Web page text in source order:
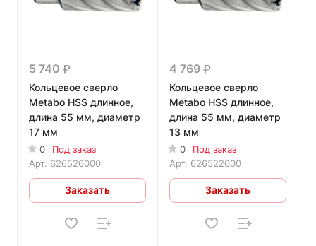
5 740
Кольцевое сверло
Metabo HSS длинное,
длина 55 мм, диаметр
17 мм
0
Под заказ
Арт. 626526000
Заказать
4 769
Кольцевое сверло
Metabo HSS длинное,
длина 55 мм, диаметр
13 мм
0
Под заказ
Арт. 626522000
Заказать